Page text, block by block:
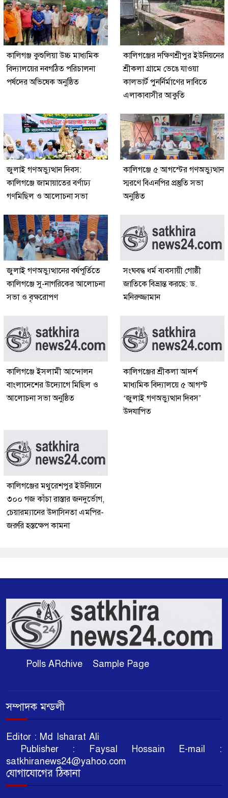
কালিগঞ্জ কুশুলিয়া উচ্চ মাধ্যমিক
বিদ্যালয়ের নবগঠিত পরিচালনা
পর্ষদের অভিষেক অনুষ্ঠিত
কালিগঞ্জের দক্ষিণশ্রীপুর ইউ‌নিয়‌নের
শ্রীকলা গ্রা‌মে ভেঙে যাওয়া
কালভার্ট পুনর্নির্মাণের দাবিতে
এলাকাবাসীর আকুতি
জুলাই গণঅভ্যুত্থান দিবস:
কালিগঞ্জে জামায়াতের বর্ণাঢ্য
গণমিছিল ও আলোচনা সভা
কালিগঞ্জে ৫ আগস্টের গণঅভ্যুত্থান
স্মরণে বিএনপির প্রস্তুতি সভা
অনুষ্ঠিত
জুলাই গণঅভ্যুত্থানের বর্ষপূর্তিতে
কালিগঞ্জে সু-নাগরিকের আলোচনা
সভা ও বৃক্ষরোপণ
সংঘবদ্ধ ধর্ম ব্যবসায়ী গোষ্ঠী
জাতিকে বিভ্রান্ত করছে: ড.
মনিরুজ্জামান
কালিগঞ্জে ইসলামী আন্দোলন
বাংলাদেশের উদ্যোগে মিছিল ও
আলোচনা সভা অনুষ্ঠিত
কালিগঞ্জের শ্রীকলা আদর্শ
মাধ্যমিক বিদ্যালয়ে ৫ আগস্ট
‘জুলাই গণঅভ্যুত্থান দিবস’
উদযাপিত
কালিগঞ্জের মথুরেশপুর ইউনিয়নে
৩০০ গজ কাঁচা রাস্তার জনদুর্ভোগ,
চেয়ারম্যানের উদাসিনতা এমপির-
জরুরি হস্তক্ষেপ কামনা
Polls ARchive Sample Page
সম্পাদক মন্ডলী
Editor : Md Isharat Ali
Publisher : Faysal Hossain E-mail :
satkhiranews24@yahoo.com
যোগাযোগের ঠিকানা